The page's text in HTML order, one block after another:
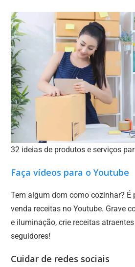
32 ideias de produtos e serviços
Faça vídeos para o Youtube
Tem algum dom como cozinhar? É
venda receitas no Youtube. Grave
e iluminação, crie receitas
seguidores!
Cuidar de redes sociais